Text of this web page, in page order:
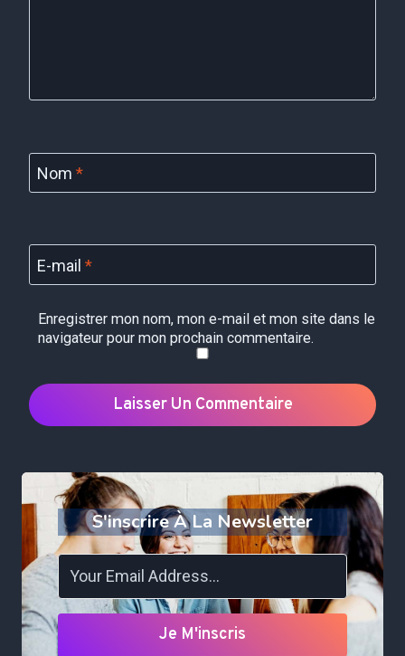
Nom *
E-mail *
Enregistrer mon nom, mon e-mail et mon site dans le
navigateur pour mon prochain commentaire.
S'inscrire À La Newsletter
Je M'inscris